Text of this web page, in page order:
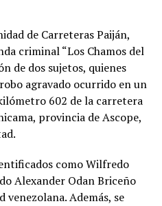
compromiso de
espacios de
que contribuyan al
cultural de la
de Carreteras Paiján,
criminal “Los Chamos del
de dos sujetos, quienes
agravado ocurrido en un
602 de la carretera
provincia de Ascope,
como Wilfredo
Alexander Odan Briceño
venezolana. Además, se